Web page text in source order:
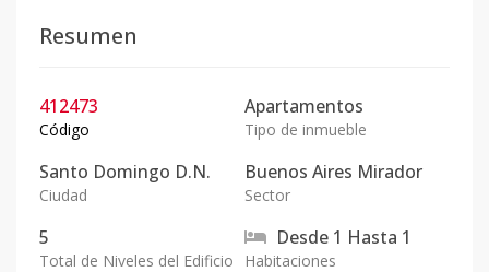
Resumen
412473
Código
Apartamentos
Tipo de inmueble
Santo Domingo D.N.
Ciudad
Buenos Aires Mirador
Sector
5
Total de Niveles del Edificio
Desde 1 Hasta 1
Habitaciones